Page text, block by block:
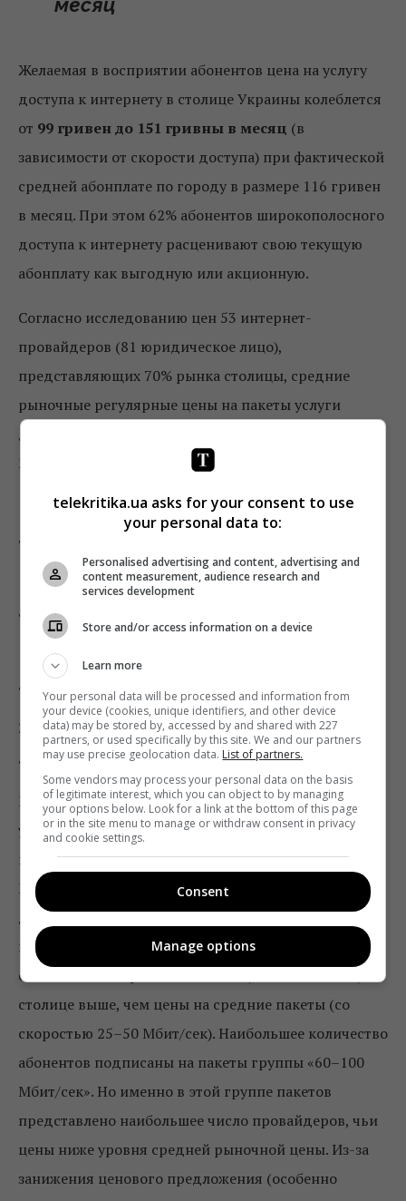
месяц
Желаемая в восприятии абонентов цена на услугу
доступа к интернету в столице Украины колеблется
от 99 гривен до 151 гривны в месяц (в
зависимости от скорости доступа) при фактической
средней абонплате по городу в размере 116 гривен
в месяц. При этом 62% абонентов широкополосного
доступа к интернету расценивают свою текущую
абонплату как выгодную или акционную.
Согласно исследованию цен 53 интернет-
провайдеров (81 юридическое лицо),
представляющих 70% рынка столицы, средние
рыночные регулярные цены на пакеты услуги
домашнего доступа в интернет в Киеве на 15 марта
2019 года составляют:
130,94 грн– на пакеты со скоростью передачи
данных от 0,1 до 20 Мбит/секунду;
110,65 грн– на пакеты со скоростью передачи
данных от 25 до 50 Мбит/секунду;
151,17 грн
данных от 60 до 100 Мбит/секунду;
202,71 грн– на пакеты со скоростью передачи
данных более 100 Мбит/секунду.
Минимальная регулярная цена (без учета акций) на
услугу домашнего доступа в интернет,
предлагаемая в городе Киеве, –45 гривен.
Максимальное значение регулярной цены для
домашнего пользования услугой доступа в
интернет в городе Киеве –600 гривен.
самые низкоскоростные пакеты (до 20 Мбит/сек) в
столице выше, чем цены на средние пакеты (со
скоростью 25–50 Мбит/сек). Наибольшее количество
абонентов подписаны на пакеты группы «60–100
Мбит/сек». Но именно в этой группе пакетов
представлено наибольшее число провайдеров, чьи
цены ниже уровня средней рыночной цены. Из-за
занижения ценового предложения (особенно
telekritika.ua asks for your consent to use
your personal data to:
Personalised advertising and content, advertising and
content measurement, audience research and
services development
Store and/or access information on a device
Learn more
Your personal data will be processed and information from
your device (cookies, unique identifiers, and other device
data) may be stored by, accessed by and shared with 227
partners, or used specifically by this site. We and our partners
may use precise geolocation data. List of partners.
Some vendors may process your personal data on the basis
of legitimate interest, which you can object to by managing
your options below. Look for a link at the bottom of this page
or in the site menu to manage or withdraw consent in privacy
and cookie settings.
Consent
Manage options